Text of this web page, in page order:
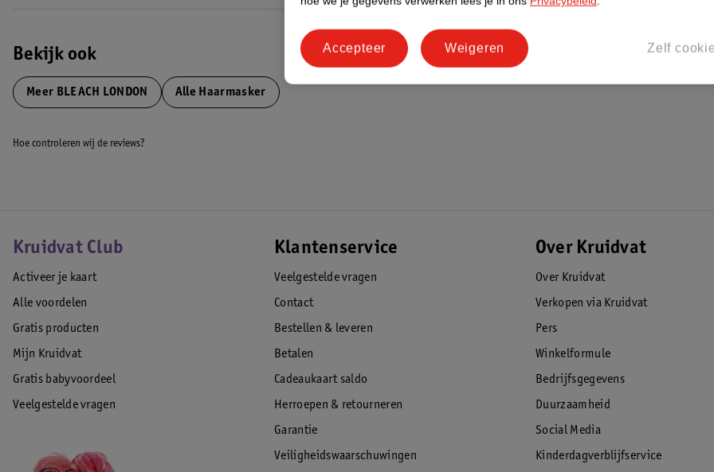
Bekijk ook
Meer BLEACH LONDON Alle Haarmasker
Hoe controleren wij de reviews?
Kruidvat Club
Activeer je kaart
Alle voordelen
Gratis producten
Mijn Kruidvat
Gratis babyvoordeel
Veelgestelde vragen
Klantenservice
Veelgestelde vragen
Contact
Bestellen & leveren
Betalen
Cadeaukaart saldo
Herroepen & retourneren
Garantie
Veiligheidswaarschuwingen
Over Kruidvat
Over Kruidvat
Verkopen via Kruidvat
Pers
Winkelformule
Bedrijfsgegevens
Duurzaamheid
Social Media
Kinderdagverblijfservice
Zelf
Weigeren
Accepteer